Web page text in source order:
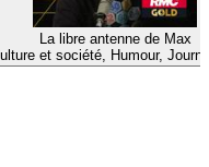
La libre antenne de Max
et société, Humour,